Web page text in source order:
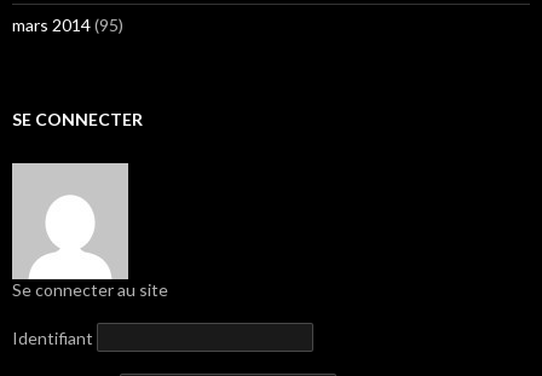
mars 2014(95)
SE CONNECTER
Se connecter au site
Identifiant